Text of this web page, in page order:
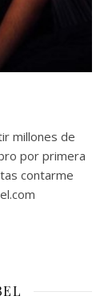
millones de
por primera
contarme